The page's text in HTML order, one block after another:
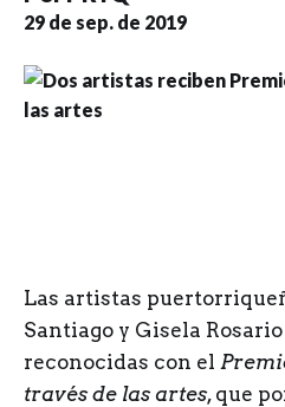
29 de sep. de 2019
Las artistas
Santiago y Gisela
reconocidas con el
través de las artes, que